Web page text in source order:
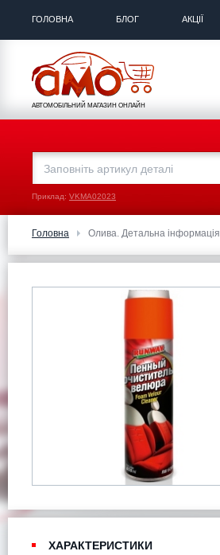
ГОЛОВНА БЛОГ АКЦІЇ
АВТОМОБІЛЬНИЙ МАГАЗИН ОНЛАЙН
Приклад: VKMA02023
Головна Олива. Детальна інформація
ХАРАКТЕРИСТИКИ